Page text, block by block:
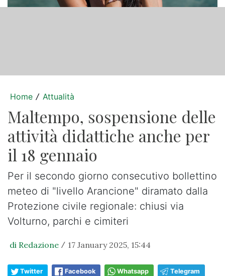
Home / Attualità
Maltempo, sospensione delle
attività didattiche anche per
il 18 gennaio
Per il secondo giorno consecutivo bollettino
meteo di "livello Arancione" diramato dalla
Protezione civile regionale: chiusi via
Volturno, parchi e cimiteri
di Redazione / 17 January 2025, 15:44
Twitter Facebook Whatsapp Telegram